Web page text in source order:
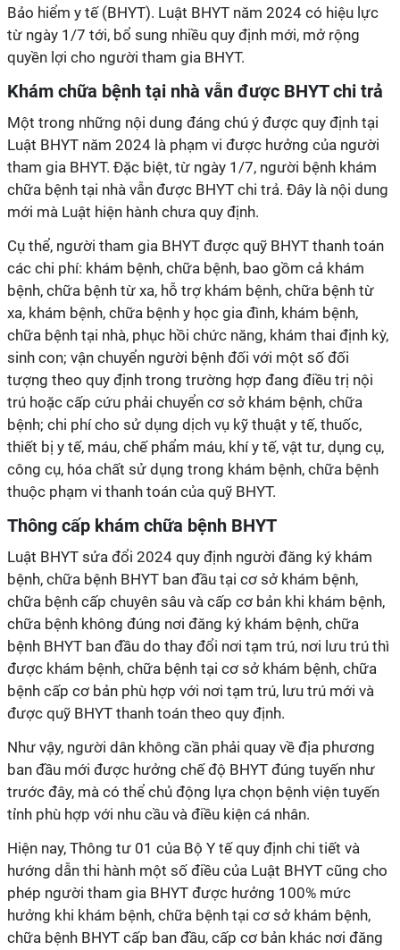
Bảo hiểm y tế (BHYT). Luật BHYT năm 2024 có hiệu lực
từ ngày 1/7 tới, bổ sung nhiều quy định mới, mở rộng
quyền lợi cho người tham gia BHYT.
Khám chữa bệnh tại nhà vẫn được BHYT chi trả
Một trong những nội dung đáng chú ý được quy định tại
Luật BHYT năm 2024 là phạm vi được hưởng của người
tham gia BHYT. Đặc biệt, từ ngày 1/7, người bệnh khám
chữa bệnh tại nhà vẫn được BHYT chi trả. Đây là nội dung
mới mà Luật hiện hành chưa quy định.
Cụ thể, người tham gia BHYT được quỹ BHYT thanh toán
các chi phí: khám bệnh, chữa bệnh, bao gồm cả khám
bệnh, chữa bệnh từ xa, hỗ trợ khám bệnh, chữa bệnh từ
xa, khám bệnh, chữa bệnh y học gia đình, khám bệnh,
chữa bệnh tại nhà, phục hồi chức năng, khám thai định kỳ,
sinh con; vận chuyển người bệnh đối với một số đối
tượng theo quy định trong trường hợp đang điều trị nội
trú hoặc cấp cứu phải chuyển cơ sở khám bệnh, chữa
bệnh; chi phí cho sử dụng dịch vụ kỹ thuật y tế, thuốc,
thiết bị y tế, máu, chế phẩm máu, khí y tế, vật tư, dụng cụ,
công cụ, hóa chất sử dụng trong khám bệnh, chữa bệnh
thuộc phạm vi thanh toán của quỹ BHYT.
Thông cấp khám chữa bệnh BHYT
Luật BHYT sửa đổi 2024 quy định người đăng ký khám
bệnh, chữa bệnh BHYT ban đầu tại cơ sở khám bệnh,
chữa bệnh cấp chuyên sâu và cấp cơ bản khi khám bệnh,
chữa bệnh không đúng nơi đăng ký khám bệnh, chữa
bệnh BHYT ban đầu do thay đổi nơi tạm trú, nơi lưu trú thì
được khám bệnh, chữa bệnh tại cơ sở khám bệnh, chữa
bệnh cấp cơ bản phù hợp với nơi tạm trú, lưu trú mới và
được quỹ BHYT thanh toán theo quy định.
Như vậy, người dân không cần phải quay về địa phương
ban đầu mới được hưởng chế độ BHYT đúng tuyến như
trước đây, mà có thể chủ động lựa chọn bệnh viện tuyến
tỉnh phù hợp với nhu cầu và điều kiện cá nhân.
Hiện nay, Thông tư 01 của Bộ Y tế quy định chi tiết và
hướng dẫn thi hành một số điều của Luật BHYT cũng cho
phép người tham gia BHYT được hưởng 100% mức
hưởng khi khám bệnh, chữa bệnh tại cơ sở khám bệnh,
chữa bệnh BHYT cấp ban đầu, cấp cơ bản khác nơi đăng